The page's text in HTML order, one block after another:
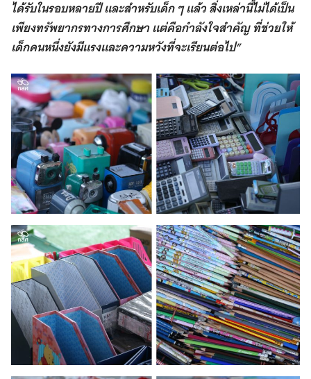
Search
for:
ได้รับในรอบหลายปี และสำหรับเด็ก ๆ แล้ว สิ่งเหล่านี้ไม่ได้เป็น
เพียงทรัพยากรทางการศึกษา แต่คือกำลังใจสำคัญ ที่ช่วยให้
เด็กคนหนึ่งยังมีแรงและความหวังที่จะเรียนต่อไป”